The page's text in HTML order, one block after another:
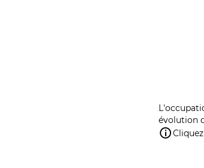
évolution